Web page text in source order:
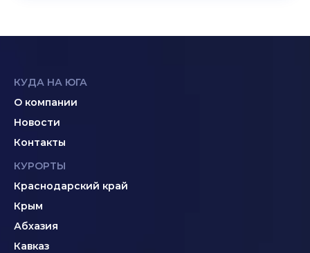
КУДА НА ЮГА
О компании
Новости
Контакты
КУРОРТЫ
Краснодарский край
Крым
Абхазия
Кавказ